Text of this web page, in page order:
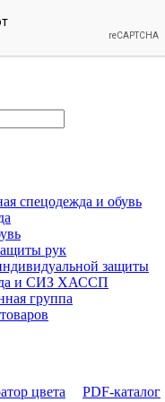
спецодежда и обувь
рук
защиты
и СИЗ ХАССП
группа
цвета
PDF-каталог